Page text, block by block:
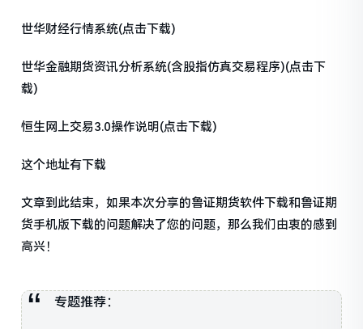
世华财经行情系统(点击下载)
世华金融期货资讯分析系统(含股指仿真交易程序)(点击下
载)
恒生网上交易3.0操作说明(点击下载)
这个地址有下载
文章到此结束，如果本次分享的鲁证期货软件下载和鲁证期
货手机版下载的问题解决了您的问题，那么我们由衷的感到
高兴！
专题推荐：